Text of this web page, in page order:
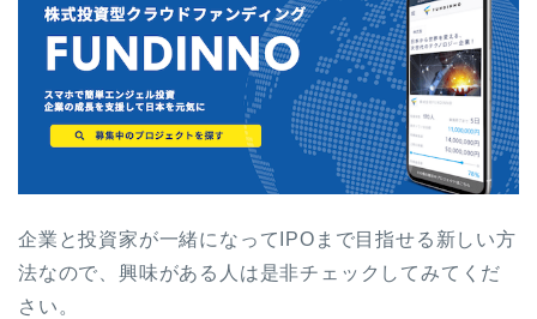
企業と投資家が一緒になってIPOまで目指せる新しい方
法なので、興味がある人は是非チェックしてみてくだ
さい。